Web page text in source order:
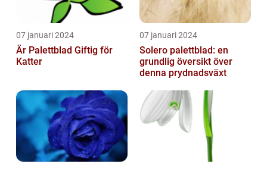
07 januari 2024
Är Palettblad Giftig för
Katter
07 januari 2024
Solero palettblad: en
grundlig översikt över
denna prydnadsväxt